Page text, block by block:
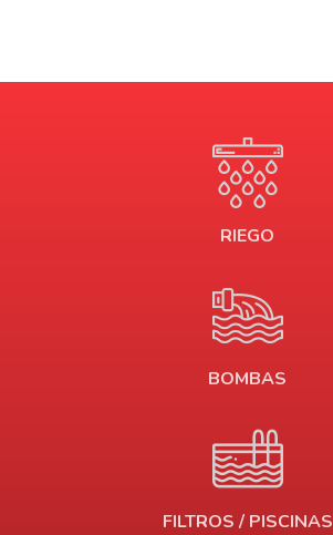
RIEGO
BOMBAS
FILTROS / PISCINAS